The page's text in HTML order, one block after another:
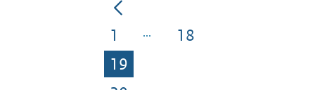
Pagina
1 Pagina
18
Pagina
19